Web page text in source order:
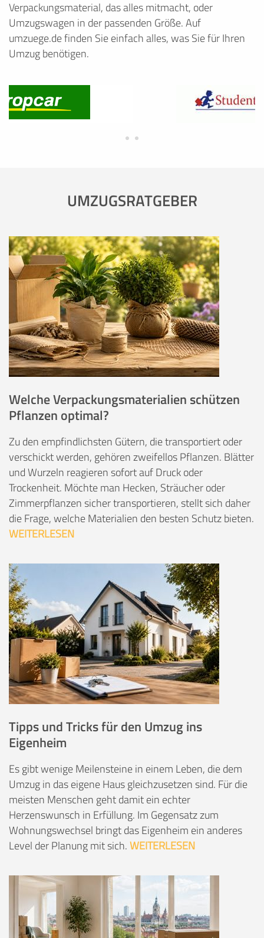
Verpackungsmaterial, das alles mitmacht, oder
Umzugswagen in der passenden Größe. Auf
umzuege.de finden Sie einfach alles, was Sie für Ihren
Umzug benötigen.
UMZUGSRATGEBER
Welche Verpackungsmaterialien schützen
Pflanzen optimal?
Zu den empfindlichsten Gütern, die transportiert oder
verschickt werden, gehören zweifellos Pflanzen. Blätter
und Wurzeln reagieren sofort auf Druck oder
Trockenheit. Möchte man Hecken, Sträucher oder
Zimmerpflanzen sicher transportieren, stellt sich daher
die Frage, welche Materialien den besten Schutz bieten.
WEITERLESEN
Tipps und Tricks für den Umzug ins
Eigenheim
Es gibt wenige Meilensteine in einem Leben, die dem
Umzug in das eigene Haus gleichzusetzen sind. Für die
meisten Menschen geht damit ein echter
Herzenswunsch in Erfüllung. Im Gegensatz zum
Wohnungswechsel bringt das Eigenheim ein anderes
Level der Planung mit sich.WEITERLESEN